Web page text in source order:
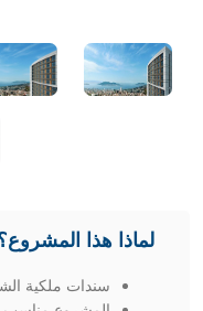
لماذا هذا
سندات ملكية